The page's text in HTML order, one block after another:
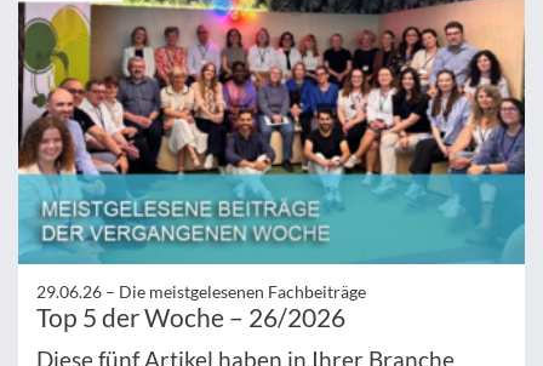
29.06.26 – Die meistgelesenen Fachbeiträge
Top 5 der Woche – 26/2026
Diese fünf Artikel haben in Ihrer Branche